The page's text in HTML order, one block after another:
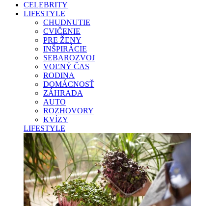
CELEBRITY
LIFESTYLE
CHUDNUTIE
CVIČENIE
PRE ŽENY
INŠPIRÁCIE
SEBAROZVOJ
VOĽNÝ ČAS
RODINA
DOMÁCNOSŤ
ZÁHRADA
AUTO
ROZHOVORY
KVÍZY
LIFESTYLE